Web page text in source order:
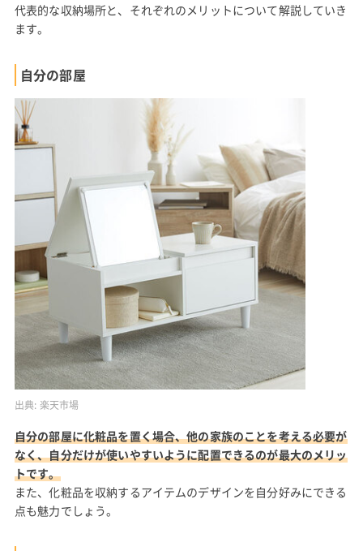
代表的な収納場所と、それぞれのメリットについて解説していき
ます。
自分の部屋
出典: 楽天市場
自分の部屋に化粧品を置く場合、他の家族のことを考える必要が
なく、自分だけが使いやすいように配置できるのが最大のメリッ
トです。
また、化粧品を収納するアイテムのデザインを自分好みにできる
点も魅力でしょう。